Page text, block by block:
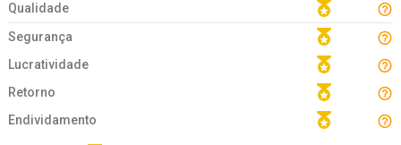
Qualidade
Segurança
Lucratividade
Retorno
Endividamento